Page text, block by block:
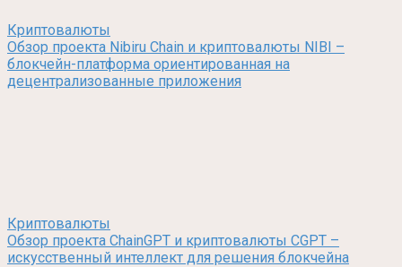
Криптовалюты
Обзор проекта Nibiru Chain и криптовалюты NIBI –
блокчейн-платформа ориентированная на
децентрализованные приложения
Криптовалюты
Обзор проекта ChainGPT и криптовалюты CGPT –
искусственный интеллект для решения блокчейна